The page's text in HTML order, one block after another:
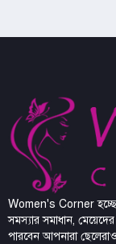
Women's Corner হচ্ছে
সমস্যার সমাধান,
পারবেন আপনারা